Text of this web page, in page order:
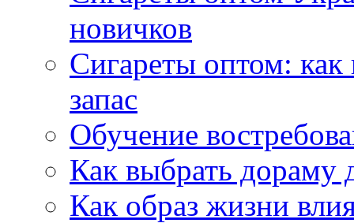
новичков
Сигареты оптом:
запас
Обучение
Как выбрать дораму
Как образ жизни